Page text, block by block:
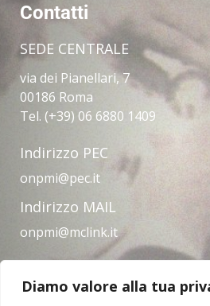
Diamo valore alla tua
Contatti
SEDE CENTRALE
via dei Pianellari, 7
00186 Roma
Tel. (+39) 06 6880 1409
Indirizzo PEC
onpmi@pec.it
Indirizzo MAIL
onpmi@mclink.it
Amministrazione